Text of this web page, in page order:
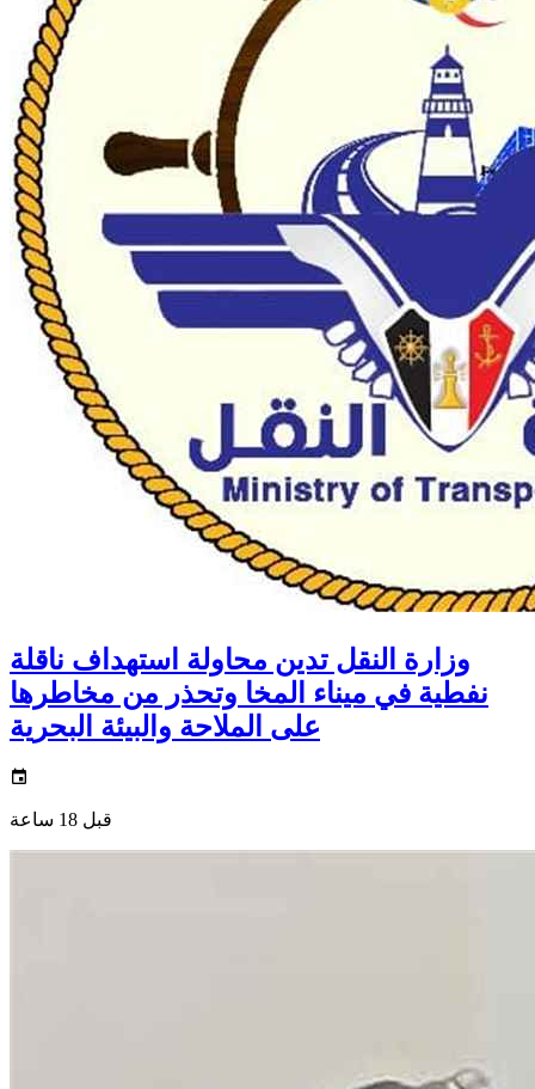
وزارة النقل تدين محاولة استهداف ناقلة
نفطية في ميناء المخا وتحذر من مخاطرها
على الملاحة والبيئة البحرية
قبل 18 ساعة